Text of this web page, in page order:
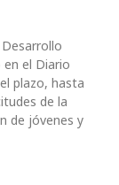
en el Diario
plazo, hasta
de la
de jóvenes y